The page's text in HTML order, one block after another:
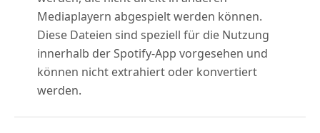
Mediaplayern abgespielt werden können.
Diese Dateien sind speziell für die Nutzung
innerhalb der Spotify-App vorgesehen und
können nicht extrahiert oder konvertiert
werden.